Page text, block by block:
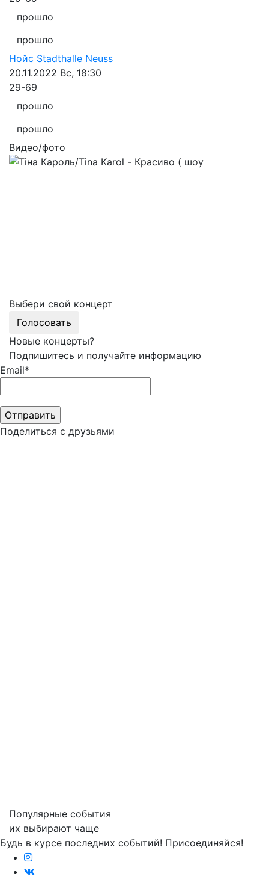
прошло
прошло
Нойс Stadthalle Neuss
20.11.2022 Вс, 18:30
29-69
прошло
прошло
Видео/фото
Выбери свой концерт
Голосовать
Новые концерты?
Подпишитесь и получайте информацию
Email*
Поделиться с друзьями
Популярные события
их выбирают чаще
Будь в курсе последних событий! Присоединяйся!